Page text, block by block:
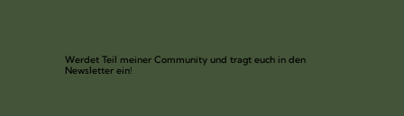
Werdet Teil meiner Community und tragt euch in den
Newsletter ein!